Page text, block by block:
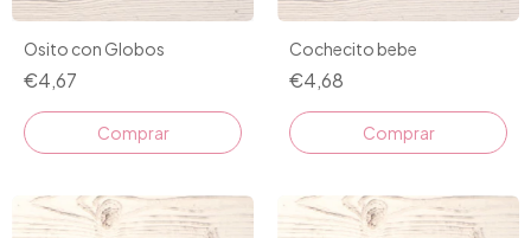
Osito con Globos
€4,67
Comprar
Cochecito bebe
€4,68
Comprar